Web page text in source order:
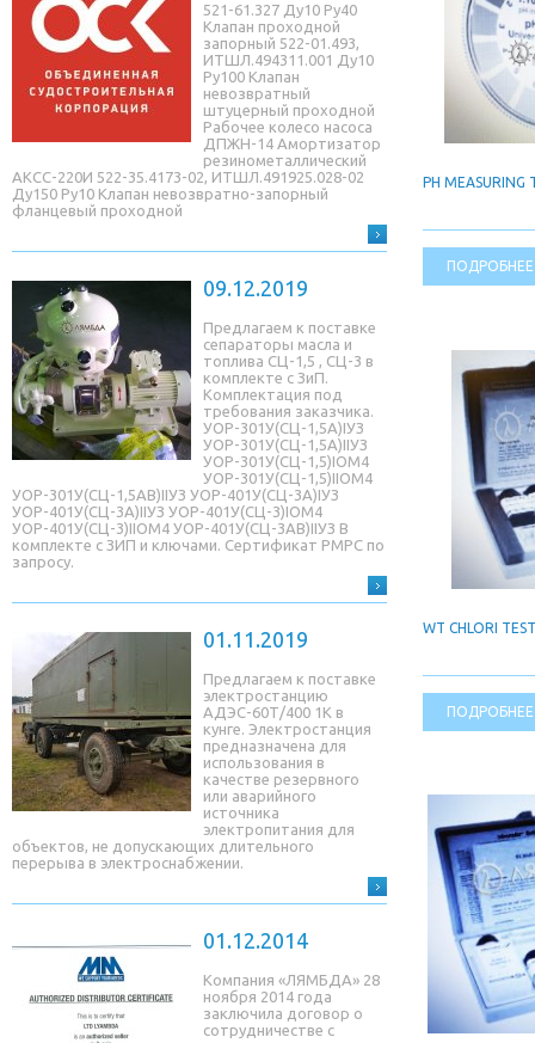
521-61.327 Ду10 Ру40
Клапан проходной
запорный 522-01.493,
ИТШЛ.494311.001 Ду10
Ру100 Клапан
невозвратный
штуцерный проходной
Рабочее колесо насоса
ДПЖН-14 Амортизатор
резинометаллический
АКСС-220И 522-35.4173-02, ИТШЛ.491925.028-02
Ду150 Ру10 Клапан невозвратно-запорный
фланцевый проходной
09.12.2019
Предлагаем к поставке
сепараторы масла и
топлива СЦ-1,5 , СЦ-3 в
комплекте с ЗиП.
Комплектация под
требования заказчика.
УОР-301У(СЦ-1,5A)IУЗ
УОР-301У(СЦ-1,5A)IIУЗ
УОР-301У(СЦ-1,5)IОМ4
УОР-301У(СЦ-1,5)IIОМ4
УОР-301У(СЦ-1,5AB)IIУЗ УОР-401У(СЦ-3A)IУЗ
УОР-401У(СЦ-3A)IIУЗ УОР-401У(СЦ-3)IОМ4
УОР-401У(СЦ-3)IIОМ4 УОР-401У(СЦ-3AB)IIУЗ В
комплекте с ЗИП и ключами. Сертификат РМРС по
запросу.
01.11.2019
Предлагаем к поставке
электростанцию
АДЭС-60Т/400 1К в
кунге. Электростанция
предназначена для
использования в
качестве резервного
или аварийного
источника
электропитания для
объектов, не допускающих длительного
перерыва в электроснабжении.
01.12.2014
Компания «ЛЯМБДА» 28
ноября 2014 года
заключила договор о
сотрудничестве с
PH MEASURING
ПОДРОБНЕЕ
WT CHLORI
ПОДРОБНЕЕ